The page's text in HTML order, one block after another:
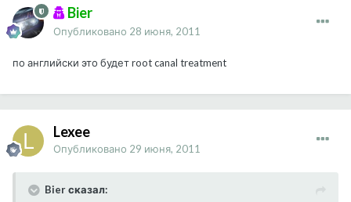
Bier
Опубликовано 28 июня, 2011
по английски это будет root canal treatment
Lexee
Опубликовано 29 июня, 2011
Bier сказал: